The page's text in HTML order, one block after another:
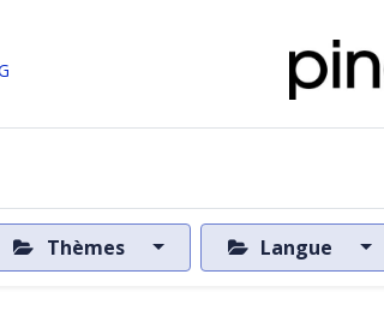
Thèmes Langue